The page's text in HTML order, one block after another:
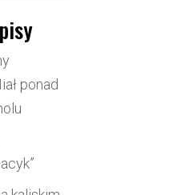
ponad